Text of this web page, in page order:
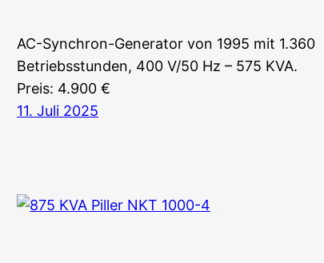
AC-Synchron-Generator von 1995 mit 1.360
Betriebsstunden, 400 V/50 Hz – 575 KVA.
Preis: 4.900 €
11. Juli 2025